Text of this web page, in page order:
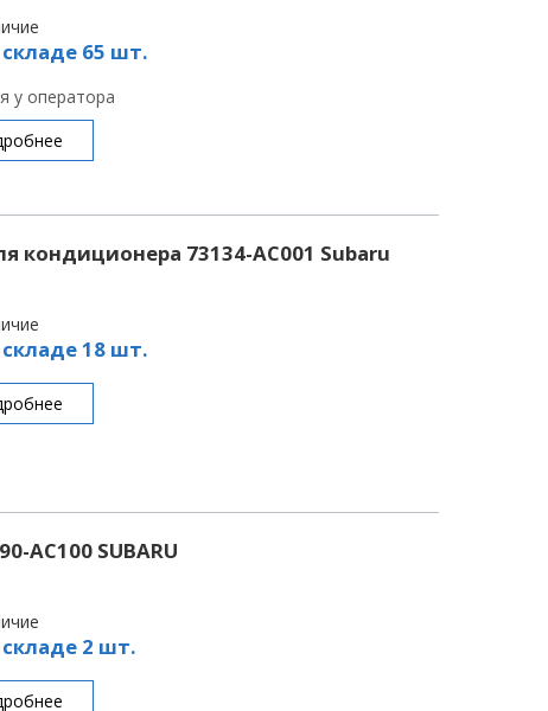
65 шт.
у оператора
кондиционера 73134-AC001 Subaru
18 шт.
AC100 SUBARU
2 шт.